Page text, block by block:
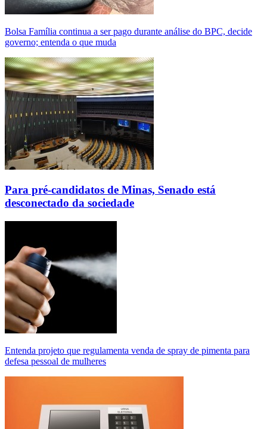
Bolsa Família continua a ser pago durante análise do BPC, decide
governo; entenda o que muda
Para pré-candidatos de Minas, Senado está
desconectado da sociedade
Entenda projeto que regulamenta venda de spray de pimenta para
defesa pessoal de mulheres